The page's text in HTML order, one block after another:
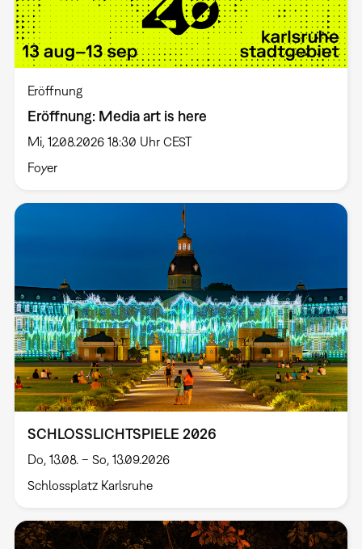
Eröffnung
Eröffnung: Media art is here
Mi, 12.08.2026 18:30 Uhr CEST
Foyer
SCHLOSSLICHTSPIELE 2026
Do, 13.08. – So, 13.09.2026
Schlossplatz Karlsruhe